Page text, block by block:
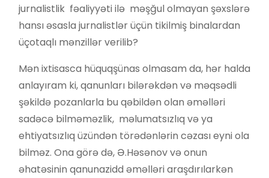
jurnalistlik fəaliyyəti ilə məşğul olmayan şəxslərə
hansı əsasla jurnalistlər üçün tikilmiş binalardan
üçotaqlı mənzillər verilib?
Mən ixtisasca hüquqşünas olmasam da, hər halda
anlayıram ki, qanunları bilərəkdən və məqsədli
şəkildə pozanlarla bu qəbildən olan əməlləri
sadəcə bilməməzlik, məlumatsızlıq və ya
ehtiyatsızlıq üzündən törədənlərin cəzası eyni ola
bilməz. Ona görə də, Ə.Həsənov və onun
əhatəsinin qanunazidd əməlləri araşdırılarkən